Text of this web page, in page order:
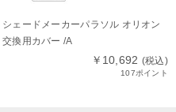
シェードメーカーパラソル オリオン
交換用カバー /A
￥10,692 (税込)
107ポイント